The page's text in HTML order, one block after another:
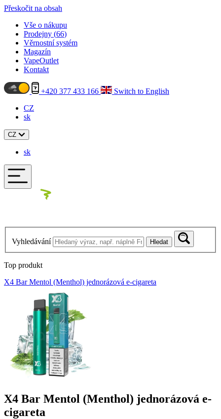
Přeskočit na obsah
Vše o nákupu
Prodejny (66)
Věrnostní systém
Magazín
VapeOutlet
Kontakt
+420 377 433 166
Switch to English
CZ
sk
CZ
sk
Vyhledávání Hledat
Top produkt
X4 Bar Mentol (Menthol) jednorázová e-cigareta
X4 Bar Mentol (Menthol) jednorázová e-
cigareta